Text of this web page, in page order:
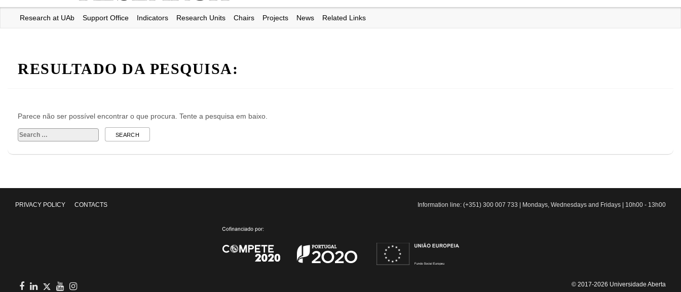
Research at UAb Support Office Indicators Research Units Chairs Projects News Related Links
RESULTADO DA PESQUISA:
Parece não ser possível encontrar o que procura. Tente a pesquisa em baixo.
Search
for:
PRIVACY POLICY CONTACTS Information line: (+351) 300 007 733 | Mondays, Wednesdays and Fridays | 10h00 - 13h00
Twitter © 2017-2026 Universidade Aberta